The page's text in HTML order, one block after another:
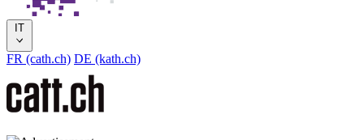
IT
FR (cath.ch) DE (kath.ch)